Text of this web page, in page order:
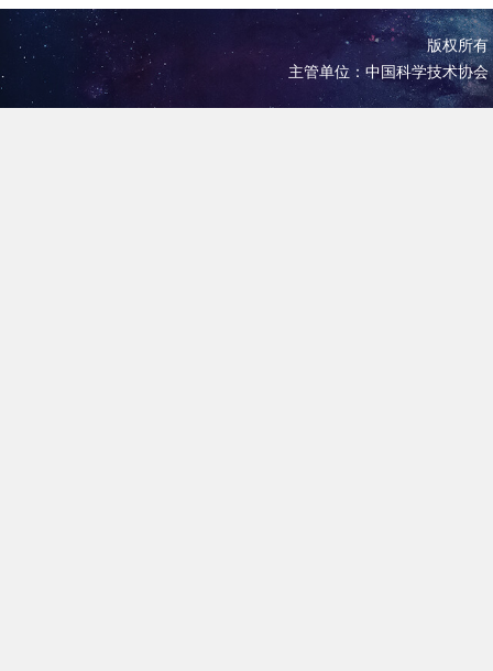
版权所
主管单位：中国科学技术协